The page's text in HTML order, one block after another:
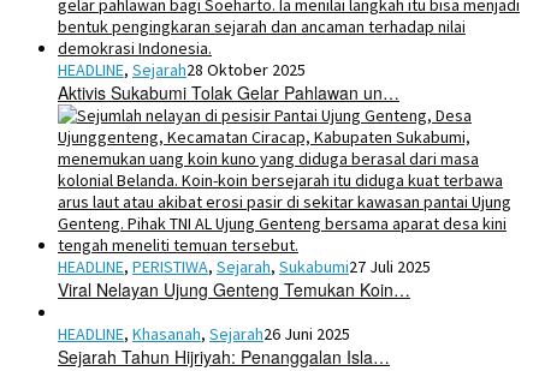
HEADLINE, Sejarah28 Oktober 2025
Aktivis Sukabumi Tolak Gelar Pahlawan un…
HEADLINE, PERISTIWA, Sejarah, Sukabumi27 Juli 2025
Viral Nelayan Ujung Genteng Temukan Koin…
HEADLINE, Khasanah, Sejarah26 Juni 2025
Sejarah Tahun Hijriyah: Penanggalan Isla…